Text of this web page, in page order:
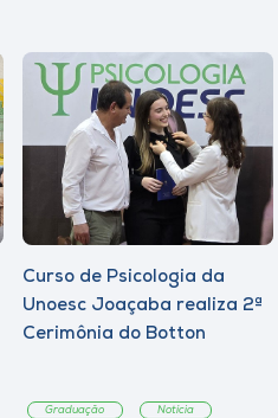
Curso de Psicologia da
Unoesc Joaçaba realiza 2ª
Cerimônia do Botton
Graduação Notícia